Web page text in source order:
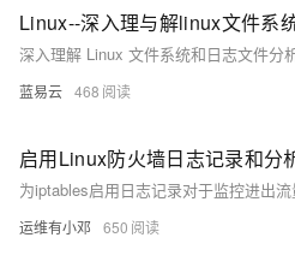
Linux--深入理与解linux文件系
蓝易云 468
启用Linux防火墙日志记录和分
为iptables启用日志记录对于监控进出
运维有小邓 650